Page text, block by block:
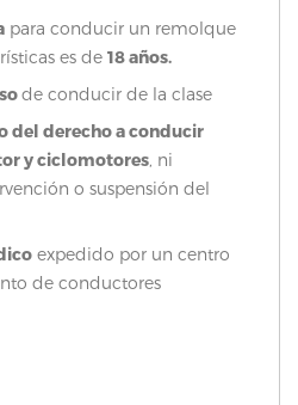
para conducir un remolque
es de 18 años.
de conducir de la clase
del derecho a conducir
y ciclomotores, ni
o suspensión del
expedido por un centro
de conductores